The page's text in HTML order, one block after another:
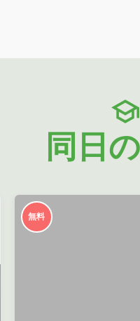
同日
無料